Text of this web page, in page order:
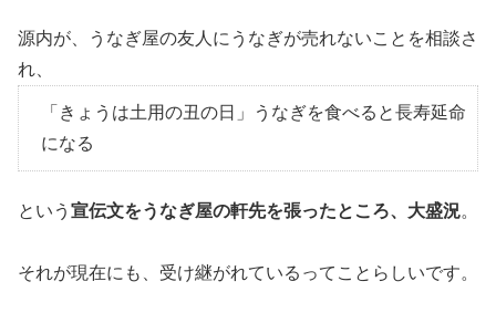
源内が、うなぎ屋の友人にうなぎが売れないことを相談さ
れ、
「きょうは土用の丑の日」うなぎを食べると長寿延命
になる
という 宣伝文をうなぎ屋の軒先を張ったところ、大盛況。
それが現在にも、受け継がれているってことらしいです。